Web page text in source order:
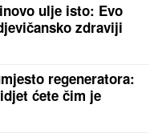
ulje isto: Evo
zdraviji
regeneratora:
ćete čim je